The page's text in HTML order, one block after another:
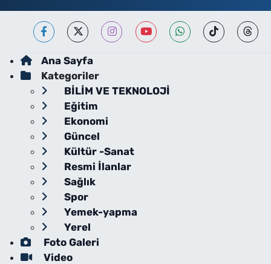
Ana Sayfa
Kategoriler
BİLİM VE TEKNOLOJİ
Eğitim
Ekonomi
Güncel
Kültür -Sanat
Resmi İlanlar
Sağlık
Spor
Yemek-yapma
Yerel
Foto Galeri
Video